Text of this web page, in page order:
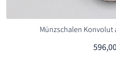
Münzschalen Konvolut